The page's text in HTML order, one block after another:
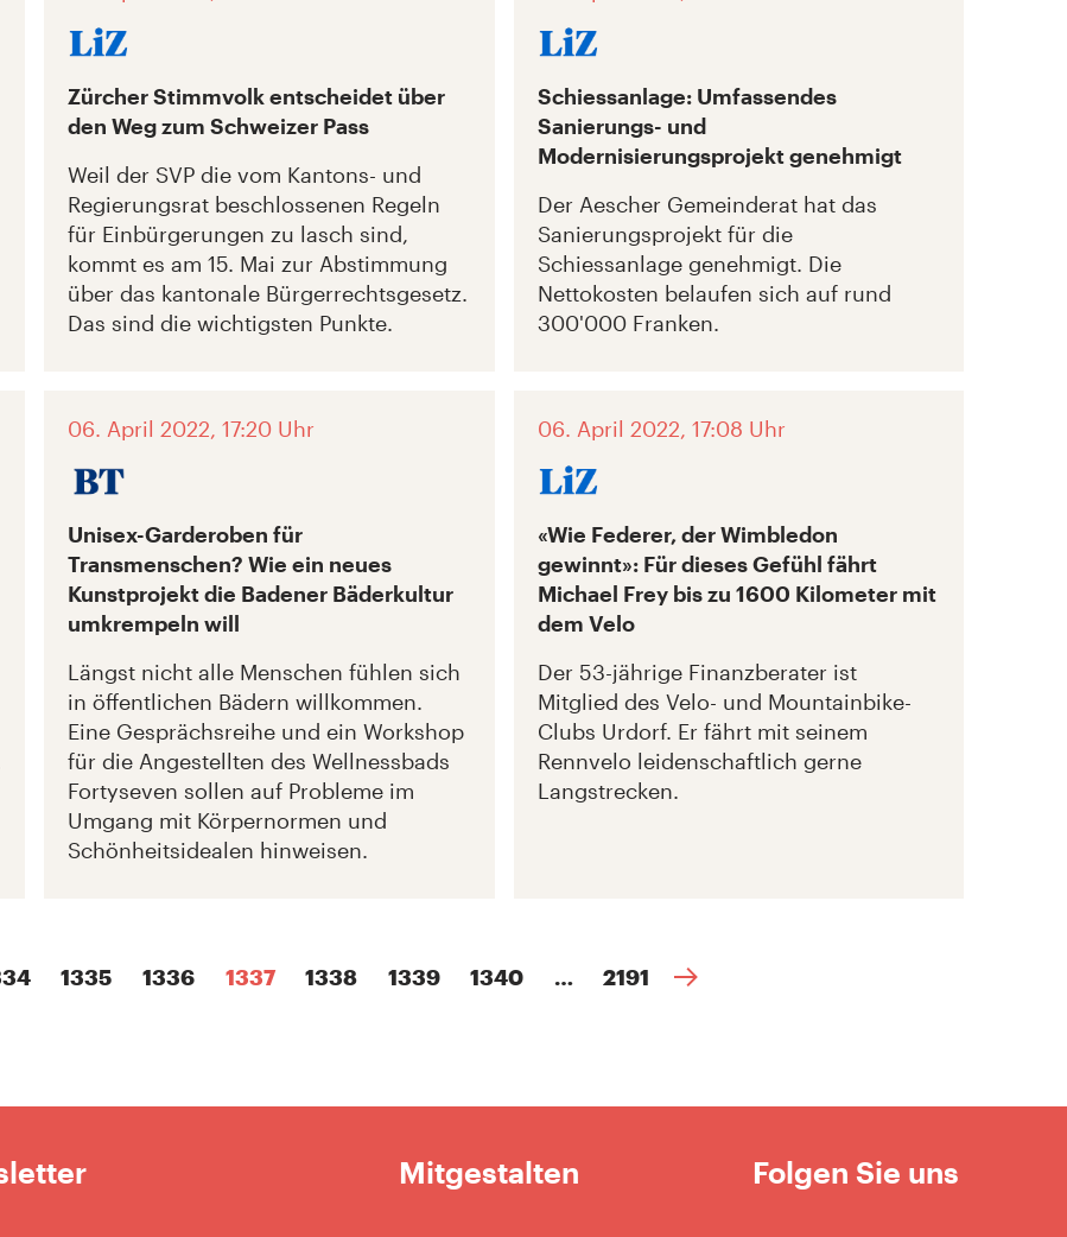
Zürcher Stimmvolk entscheidet über
den Weg zum Schweizer Pass
Weil der SVP die vom Kantons- und
Regierungsrat beschlossenen Regeln
für Einbürgerungen zu lasch sind,
kommt es am 15. Mai zur Abstimmung
über das kantonale Bürgerrechtsgesetz.
Das sind die wichtigsten Punkte.
Schiessanlage: Umfassendes
Sanierungs- und
Modernisierungsprojekt genehmigt
Der Aescher Gemeinderat hat das
Sanierungsprojekt für die
Schiessanlage genehmigt. Die
Nettokosten belaufen sich auf rund
300'000 Franken.
06. April 2022, 17:20 Uhr
Unisex-Garderoben für
Transmenschen? Wie ein neues
Kunstprojekt die Badener Bäderkultur
umkrempeln will
Längst nicht alle Menschen fühlen sich
in öffentlichen Bädern willkommen.
Eine Gesprächsreihe und ein Workshop
für die Angestellten des Wellnessbads
Fortyseven sollen auf Probleme im
Umgang mit Körpernormen und
Schönheitsidealen hinweisen.
06. April 2022, 17:08 Uhr
«Wie Federer, der Wimbledon
gewinnt»: Für dieses Gefühl fährt
Michael Frey bis zu 1600 Kilometer mit
dem Velo
Der 53-jährige Finanzberater ist
Mitglied des Velo- und Mountainbike-
Clubs Urdorf. Er fährt mit seinem
Rennvelo leidenschaftlich gerne
Langstrecken.
1335 1336 1337 1338 1339 1340 … 2191
Mitgestalten Folgen Sie uns